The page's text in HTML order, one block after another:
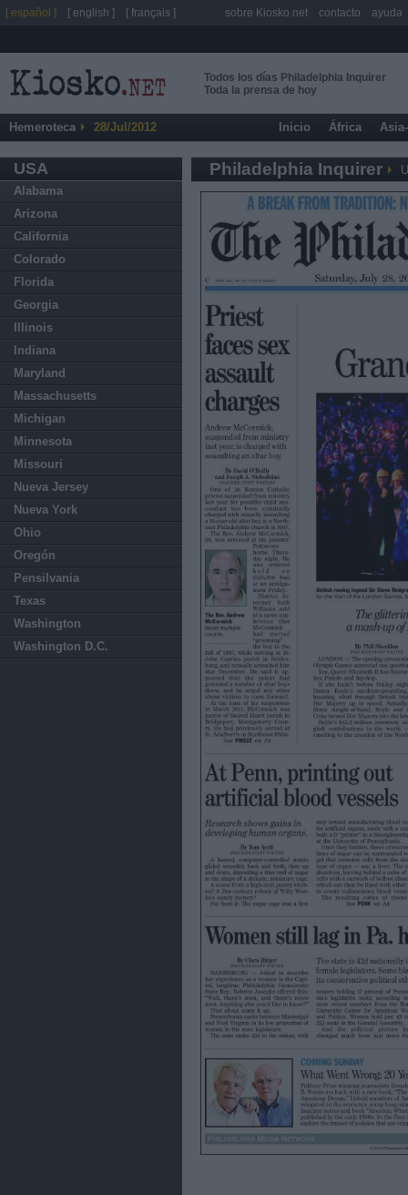
Todos los días Philadelphia Inquirer
Toda la prensa de hoy
Hemeroteca 28/Jul/2012 Inicio África
USA
Alabama
Arizona
California
Colorado
Florida
Georgia
Illinois
Indiana
Maryland
Massachusetts
Michigan
Minnesota
Missouri
Nueva Jersey
Nueva York
Ohio
Oregón
Pensilvania
Texas
Washington
Washington D.C.
Philadelphia Inquirer
[ español ] [ english ] [ français ] sobre Kiosko.net contacto ayuda